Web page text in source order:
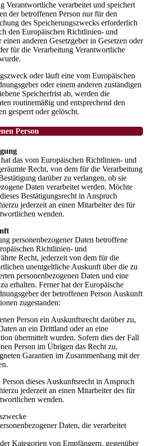
Verantwortliche verarbeitet und speichert
der betroffenen Person nur für den
des Speicherungszwecks erforderlich
den Europäischen Richtlinien- und
anderen Gesetzgeber in Gesetzen oder
für die Verarbeitung Verantwortliche
oder läuft eine vom Europäischen
oder einem anderen zuständigen
Speicherfrist ab, werden die
routinemäßig und entsprechend den
gesperrt oder gelöscht.
Person
das vom Europäischen Richtlinien- und
Recht, von dem für die Verarbeitung
darüber zu verlangen, ob sie
Daten verarbeitet werden. Möchte
Bestätigungsrecht in Anspruch
jederzeit an einen Mitarbeiter des für
wenden.
personenbezogener Daten betroffene
Richtlinien- und
Recht, jederzeit von dem für die
unentgeltliche Auskunft über die zu
personenbezogenen Daten und eine
erhalten. Ferner hat der Europäische
der betroffenen Person Auskunft
zugestanden:
Person ein Auskunftsrecht darüber zu,
an ein Drittland oder an eine
übermittelt wurden. Sofern dies der Fall
Person im Übrigen das Recht zu,
Garantien im Zusammenhang mit der
dieses Auskunftsrecht in Anspruch
jederzeit an einen Mitarbeiter des für
wenden.
Daten, die verarbeitet
Kategorien von Empfängern, gegenüber